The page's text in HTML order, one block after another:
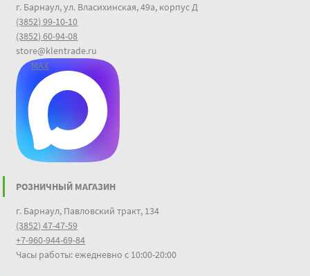
г. Барнаул, ул. Власихинская, 49а, корпус Д
(3852) 99-10-10
(3852) 60-94-08
store@klentrade.ru
MAX
РОЗНИЧНЫЙ МАГАЗИН
г. Барнаул, Павловский тракт, 134
(3852) 47-47-59
+7-960-944-69-84
Часы работы: ежедневно с 10:00-20:00